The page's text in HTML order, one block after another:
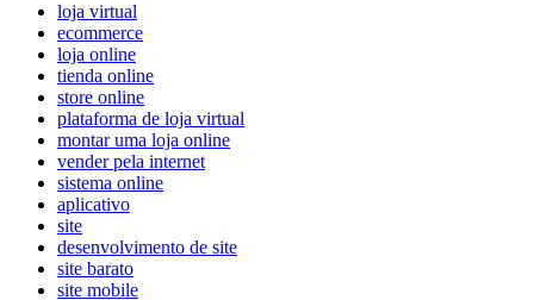
loja virtual
ecommerce
loja online
tienda online
store online
plataforma de loja virtual
montar uma loja online
vender pela internet
sistema online
aplicativo
site
desenvolvimento de site
site barato
site mobile